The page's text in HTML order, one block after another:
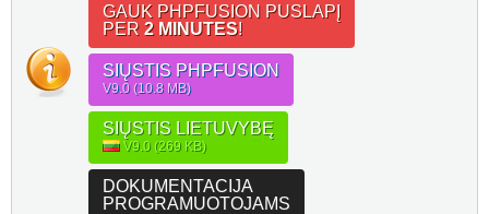
GAUK PHPFUSION PUSLAPĮ
PER 2 MINUTES!
SIŲSTIS PHPFUSION
V9.0 (10.8 MB)
SIŲSTIS LIETUVYBĘ
V9.0 (269 KB)
DOKUMENTACIJA
PROGRAMUOTOJAMS